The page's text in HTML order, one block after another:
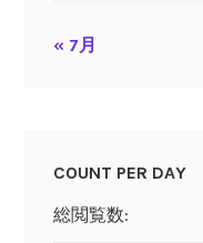
« 7月
COUNT PER DAY
総閲覧数: